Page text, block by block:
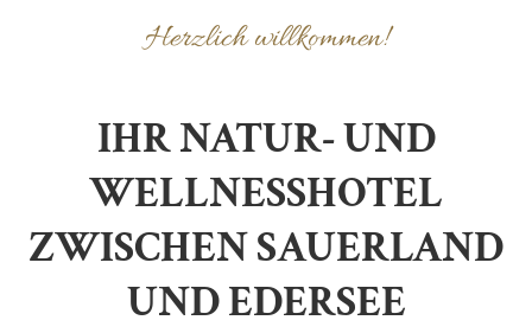
Herzlich willkommen!
IHR NATUR- UND
WELLNESSHOTEL
ZWISCHEN SAUERLAND
UND EDERSEE